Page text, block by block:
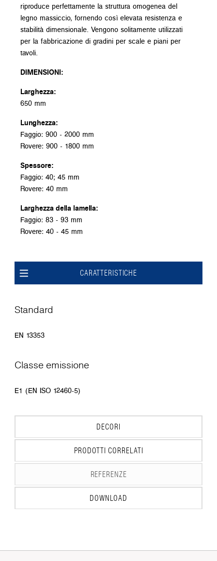
riproduce perfettamente la struttura omogenea del
legno massiccio, fornendo così elevata resistenza e
stabilità dimensionale. Vengono solitamente utilizzati
per la fabbricazione di gradini per scale e piani per
tavoli.
DIMENSIONI:
Larghezza:
650 mm
Lunghezza:
Faggio: 900 - 2000 mm
Rovere: 900 - 1800 mm
Spessore:
Faggio: 40; 45 mm
Rovere: 40 mm
Larghezza della lamella:
Faggio: 83 - 93 mm
Rovere: 40 - 45 mm
CARATTERISTICHE
Standard
EN 13353
Classe emissione
E1 (EN ISO 12460-5)
DECORI
PRODOTTI CORRELATI
REFERENZE
DOWNLOAD